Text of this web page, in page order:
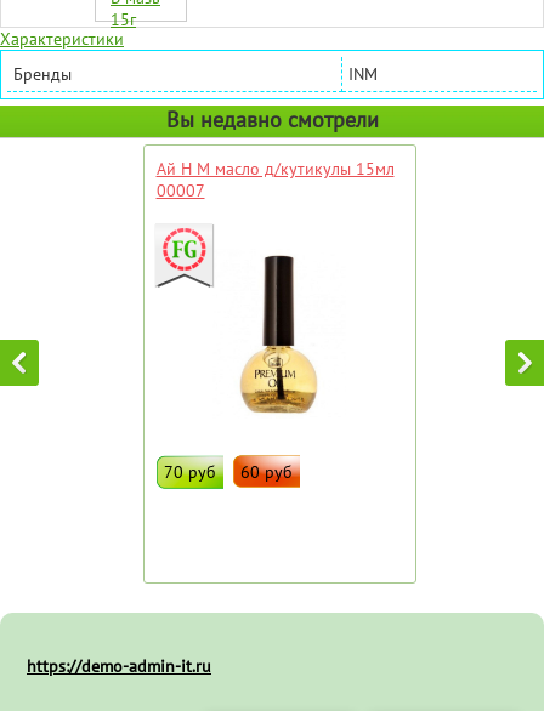
Характеристики
Бренды
INM
Вы недавно смотрели
Ай Н М масло д/кутикулы 15мл
00007
70 руб 60 руб
https://demo-admin-it.ru